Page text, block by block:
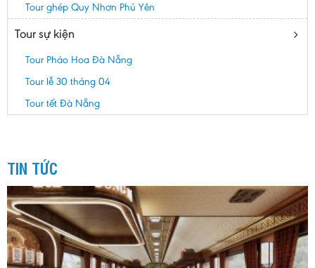
Tour ghép Quy Nhơn Phú Yên
Tour sự kiện
Tour Pháo Hoa Đà Nẵng
Tour lễ 30 tháng 04
Tour tết Đà Nẵng
TIN TỨC